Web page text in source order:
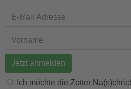
E-Mail Adresse
Vorname
Ich möchte die Zotter